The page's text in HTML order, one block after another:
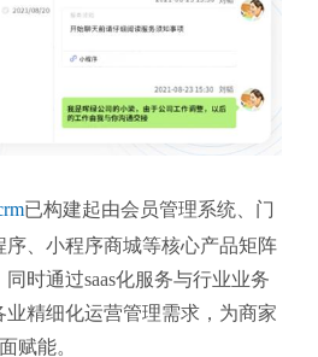
已构建起由会员管理系统、门
序、小程序商城等核心产品矩阵
时通过saas化服务与行业业务
业精细化运营管理需求，为商家
赋能。